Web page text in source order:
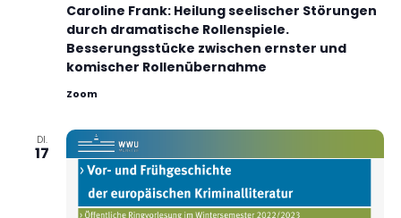
Caroline Frank: Heilung seelischer Störungen
durch dramatische Rollenspiele.
Besserungsstücke zwischen ernster und
komischer Rollenübernahme
Zoom
DI.
17